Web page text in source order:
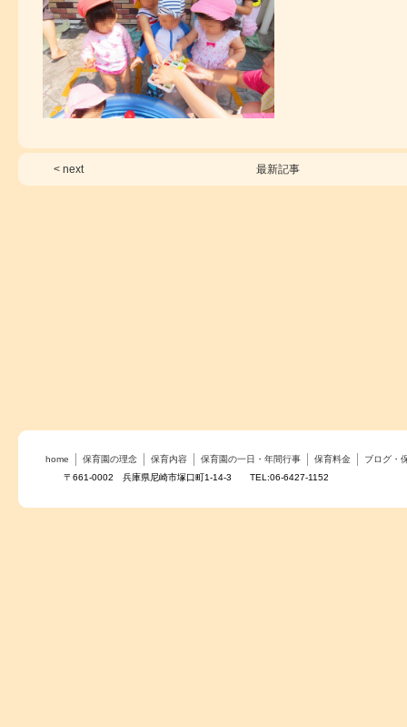
< next 最新記事
home 保育園の理念 保育内容 保育園の一日・年間行事 保育料金
ブログ・
〒661-0002 兵庫県尼崎市塚口町1-14-3 TEL:06-6427-1152